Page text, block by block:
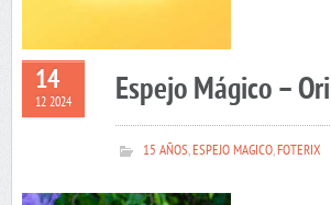
14
12 2024 Espejo Mágico – Ori
15 AÑOS,ESPEJO MAGICO,FOTERIX